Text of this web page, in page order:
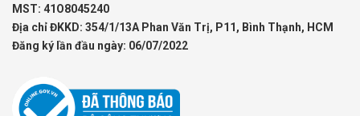
MST: 41O8045240
Địa chỉ ĐKKD: 354/1/13A Phan Văn Trị, P11, Bình Thạnh, HCM
Đăng ký lần đầu ngày: 06/07/2022